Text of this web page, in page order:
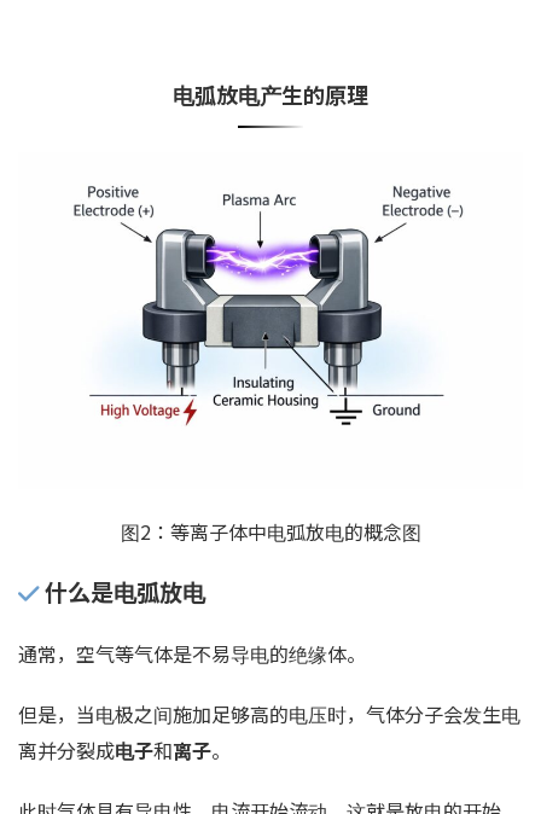
电弧放电产生的原理
图2：等离子体中电弧放电的概念图
什么是电弧放电
通常，空气等气体是不易导电的绝缘体。
但是，当电极之间施加足够高的电压时，气体分子会发生电
离并分裂成电子和离子。